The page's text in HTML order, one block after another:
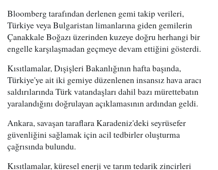
Bloomberg tarafından derlenen gemi takip verileri,
Türkiye veya Bulgaristan limanlarına giden gemilerin
Çanakkale Boğazı üzerinden kuzeye doğru herhangi bir
engelle karşılaşmadan geçmeye devam ettiğini gösterdi.
Kısıtlamalar, Dışişleri Bakanlığının hafta başında,
Türkiye'ye ait iki gemiye düzenlenen insansız hava aracı
saldırılarında Türk vatandaşları dahil bazı mürettebatın
yaralandığını doğrulayan açıklamasının ardından geldi.
Ankara, savaşan taraflara Karadeniz'deki seyrüsefer
güvenliğini sağlamak için acil tedbirler oluşturma
çağrısında bulundu.
Kısıtlamalar, küresel enerji ve tarım tedarik zincirleri